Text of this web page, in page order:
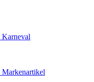
Karneval
Markenartikel